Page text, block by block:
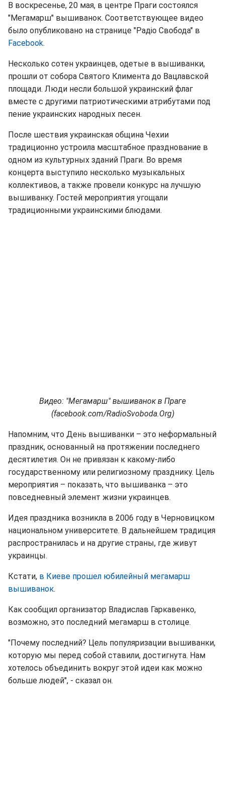
В воскресенье, 20 мая, в центре Праги состоялся
"Мегамарш" вышиванок. Соответствующее видео
было опубликовано на странице "Радіо Свобода" в
Facebook.
Несколько сотен украинцев, одетые в вышиванки,
прошли от собора Святого Климента до Вацлавской
площади. Люди несли большой украинский флаг
вместе с другими патриотическими атрибутами под
пение украинских народных песен.
После шествия украинская община Чехии
традиционно устроила масштабное празднование в
одном из культурных зданий Праги. Во время
концерта выступило несколько музыкальных
коллективов, а также провели конкурс на лучшую
вышиванку. Гостей мероприятия угощали
традиционными украинскими блюдами.
Видео: "Мегамарш" вышиванок в Праге
(facebook.com/RadioSvoboda.Org)
Напомним, что День вышиванки – это неформальный
праздник, основанный на протяжении последнего
десятилетия. Он не привязан к какому-либо
государственному или религиозному празднику. Цель
мероприятия – показать, что вышиванка – это
повседневный элемент жизни украинцев.
Идея праздника возникла в 2006 году в Черновицком
национальном университете. В дальнейшем традиция
распространилась и на другие страны, где живут
украинцы.
Кстати, в Киеве прошел юбилейный мегамарш
вышиванок.
Как сообщил организатор Владислав Гаркавенко,
возможно, это последний мегамарш в столице.
"Почему последний? Цель популяризации вышиванки,
которую мы перед собой ставили, достигнута. Нам
хотелось объединить вокруг этой идеи как можно
больше людей", - сказал он.